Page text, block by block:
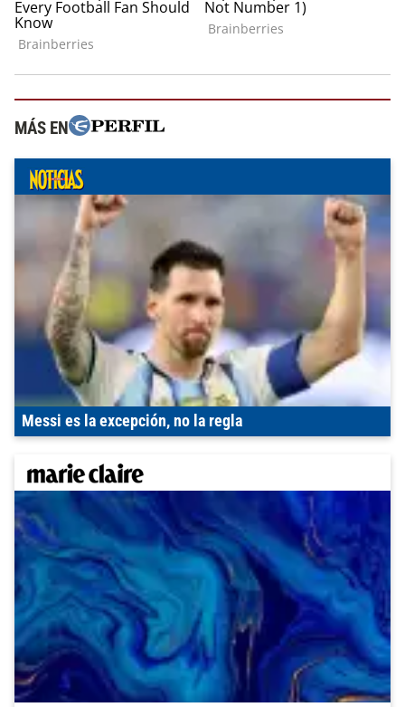
MÁS EN
Messi es la excepción, no la regla